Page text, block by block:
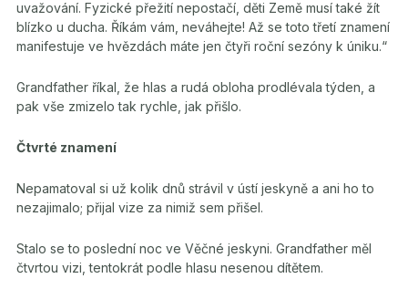
uvažování. Fyzické přežití nepostačí, děti Země musí také žít
blízko u ducha. Říkám vám, neváhejte! Až se toto třetí znamení
manifestuje ve hvězdách máte jen čtyři roční sezóny k úniku.“
Grandfather říkal, že hlas a rudá obloha prodlévala týden, a
pak vše zmizelo tak rychle, jak přišlo.
Čtvrté znamení
Nepamatoval si už kolik dnů strávil v ústí jeskyně a ani ho to
nezajimalo; přijal vize za nimiž sem přišel.
Stalo se to poslední noc ve Věčné jeskyni. Grandfather měl
čtvrtou vizi, tentokrát podle hlasu nesenou dítětem.